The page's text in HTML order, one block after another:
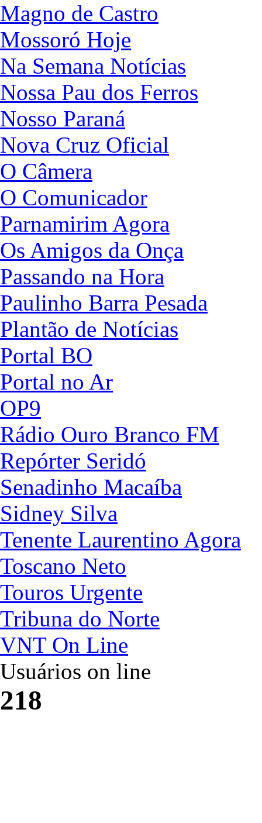
Magno de Castro
Mossoró Hoje
Na Semana Notícias
Nossa Pau dos Ferros
Nosso Paraná
Nova Cruz Oficial
O Câmera
O Comunicador
Parnamirim Agora
Os Amigos da Onça
Passando na Hora
Paulinho Barra Pesada
Plantão de Notícias
Portal BO
Portal no Ar
OP9
Rádio Ouro Branco FM
Repórter Seridó
Senadinho Macaíba
Sidney Silva
Tenente Laurentino Agora
Toscano Neto
Touros Urgente
Tribuna do Norte
VNT On Line
Usuários on line
218